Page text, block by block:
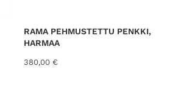
RAMA PEHMUSTETTU PENKKI,
HARMAA
380,00 €